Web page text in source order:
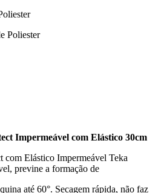
Poliester
Impermeável com Elástico 30cm
com Elástico Impermeável Teka
previne a formação de
até 60°. Secagem rápida, não faz